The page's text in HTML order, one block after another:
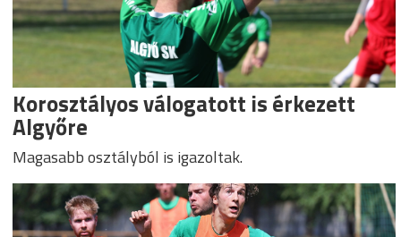
Korosztályos válogatott is érkezett
Algyőre
Magasabb osztályból is igazoltak.